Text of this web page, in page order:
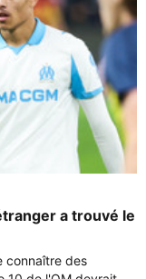
a trouvé le
connaître des